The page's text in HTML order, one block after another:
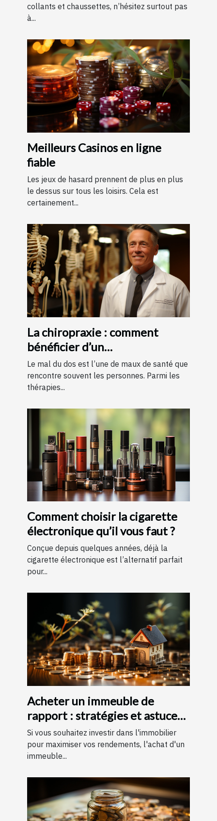
collants et chaussettes, n’hésitez surtout pas
à...
Meilleurs Casinos en ligne
fiable
Les jeux de hasard prennent de plus en plus
le dessus sur tous les loisirs. Cela est
certainement...
La chiropraxie : comment
bénéficier d’un
remboursement ?
Le mal du dos est l’une de maux de santé que
rencontre souvent les personnes. Parmi les
thérapies...
Comment choisir la cigarette
électronique qu’il vous faut ?
Conçue depuis quelques années, déjà la
cigarette électronique est l’alternatif parfait
pour...
Acheter un immeuble de
rapport : stratégies et astuces
pour un investissement
rentable
Si vous souhaitez investir dans l'immobilier
pour maximiser vos rendements, l'achat d'un
immeuble...